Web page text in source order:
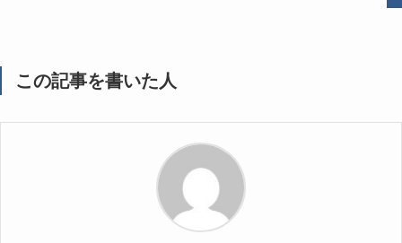
この記事を書いた人